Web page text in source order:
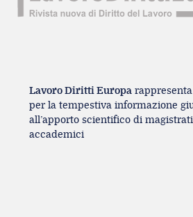
Lavoro Diritti Europa
per la tempestiva informazione
all’apporto scientifico di
accademici